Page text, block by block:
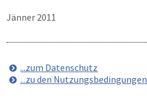
Jänner 2011
...zum Datenschutz
...zu den Nutzungsbedingungen